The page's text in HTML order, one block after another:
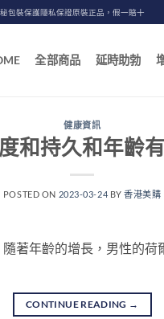
包裝保護隱私保證原裝正品，假一賠十
全部商品 延時助勃
健康資訊
和持久和年齡
POSTED ON 2023-03-24 BY香港美購
著年齡的增長，男性的
CONTINUE READING →